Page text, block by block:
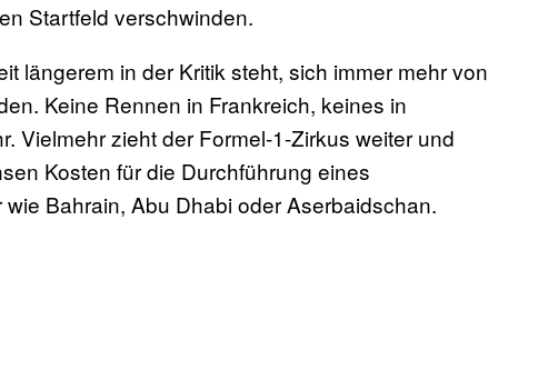
Startfeld verschwinden.
längerem in der Kritik steht, sich immer mehr von
Keine Rennen in Frankreich, keines in
Vielmehr zieht der Formel-1-Zirkus weiter und
Kosten für die Durchführung eines
Bahrain, Abu Dhabi oder Aserbaidschan.